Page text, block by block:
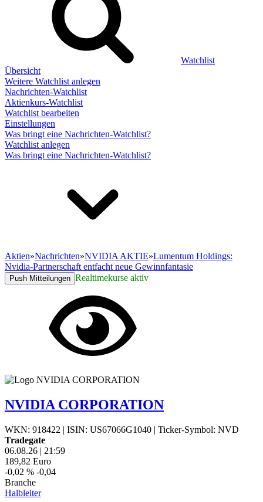
Watchlist
Übersicht
Weitere Watchlist anlegen
Nachrichten-Watchlist
Aktienkurs-Watchlist
Watchlist bearbeiten
Einstellungen
Was bringt eine Nachrichten-Watchlist?
Watchlist anlegen
Was bringt eine Nachrichten-Watchlist?
Aktien»Nachrichten»NVIDIA AKTIE»Lumentum Holdings:
Nvidia-Partnerschaft entfacht neue Gewinnfantasie
Push Mitteilungen Realtimekurse aktiv
NVIDIA CORPORATION
WKN: 918422 | ISIN: US67066G1040 | Ticker-Symbol: NVD
Tradegate
06.08.26 | 21:59
189,82 Euro
-0,02 % -0,04
Branche
Halbleiter